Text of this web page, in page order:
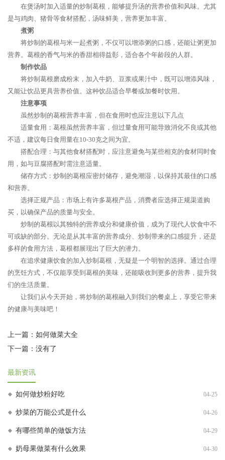
在煲汤时加入适量的炒制葛根，能够提升汤的营养价值和风味。尤其
是与鸡肉、猪骨等食材搭配，汤味鲜美，营养更加丰富。
煮粥
将炒制的葛根与米一起煮粥，不仅可以增添粥的口感，还能让粥更加
营养。葛根的香气与米的香甜相得益彰，适合各个年龄段的人群。
制作饮品
将炒制葛根磨成粉末，加入牛奶、豆浆或果汁中，既可以增添风味，
又能让饮品更具营养价值。这种饮品适合早餐或加餐时饮用。
注意事项
虽然炒制的葛根营养丰富，但在食用时也应注意以下几点
适量食用：葛根虽然营养丰富，但过量食用可能导致消化不良或其他
不适，建议每日食用量在10-30克之间为宜。
搭配合理：与其他食材搭配时，应注意避免与某些相克的食材同时食
用，如与豆腐搭配时需注意适量。
储存方式：炒制的葛根应密封储存，避免潮湿，以保持其最佳的口感
和营养。
选择正规产品：市场上有许多葛根产品，消费者应选择正规渠道购
买，以确保产品的质量与安全。
炒制的葛根以其独特的营养成分和健康价值，成为了现代人饮食中不
可或缺的部分。无论是从其丰富的营养成分、炒制带来的口感提升，还是
多样的食用方法，葛根都展现出了巨大的潜力。
在追求健康饮食的加入炒制葛根，无疑是一个明智的选择。通过合理
的烹饪方式，不仅能享受到葛根的美味，还能吸收到更多的营养，提升我
们的生活质量。
让我们从今天开始，将炒制的葛根融入到我们的餐桌上，享受它带来
的健康与美味吧！
上一篇： 如何做菜大全
下一篇：没有了
最新资讯
如何做炒粉好吃 04-25
炒菜的万能公式是什么 04-26
有哪些简单的做饭方法 04-29
奶母果做菜有什么效果 04-30